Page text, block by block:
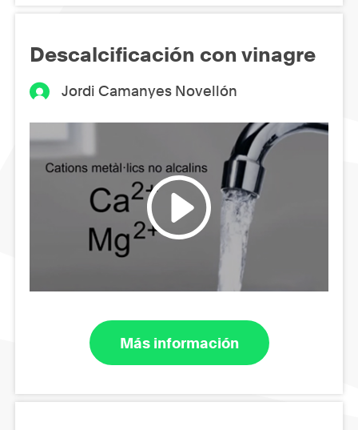
Descalcificación con vinagre
Jordi Camanyes Novellón
Más información